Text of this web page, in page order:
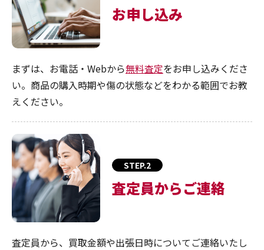
お申し込み
まずは、お電話・Webから無料査定をお申し込みくださ
い。商品の購入時期や傷の状態などをわかる範囲でお教
えください。
STEP.2
査定員からご連絡
査定員から、買取金額や出張日時についてご連絡いたし